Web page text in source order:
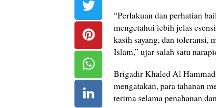
“Perlakuan dan perhatian
mengetahui lebih jelas
kasih sayang, dan toleransi,
Islam,” ujar salah satu
Brigadir Khaled Al
mengatakan, para tahanan
terima selama penahanan